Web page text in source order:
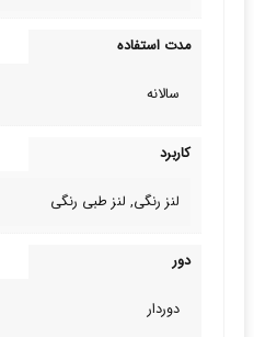
مدت استفاده
سالانه
کاربرد
لنز رنگی, لنز طبی‌ رنگی
دور
دوردار